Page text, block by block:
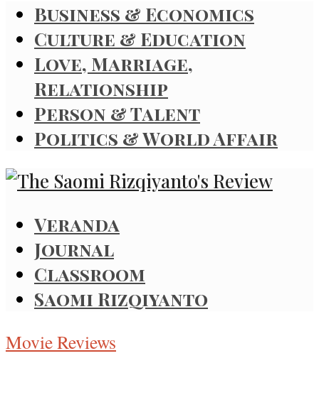
Business & Economics
Culture & Education
Love, Marriage,
Relationship
Person & Talent
Politics & World Affair
Veranda
Journal
Classroom
Saomi Rizqiyanto
Movie Reviews